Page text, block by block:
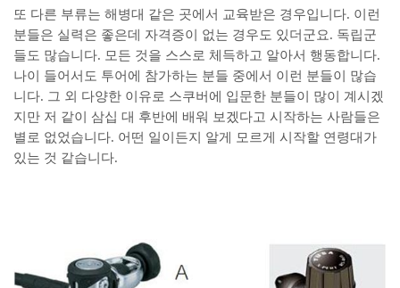
또 다른 부류는 해병대 같은 곳에서 교육받은 경우입니다. 이런
분들은 실력은 좋은데 자격증이 없는 경우도 있더군요. 독립군
들도 많습니다. 모든 것을 스스로 체득하고 알아서 행동합니다.
나이 들어서도 투어에 참가하는 분들 중에서 이런 분들이 많습
니다. 그 외 다양한 이유로 스쿠버에 입문한 분들이 많이 계시겠
지만 저 같이 삼십 대 후반에 배워 보겠다고 시작하는 사람들은
별로 없었습니다. 어떤 일이든지 알게 모르게 시작할 연령대가
있는 것 같습니다.